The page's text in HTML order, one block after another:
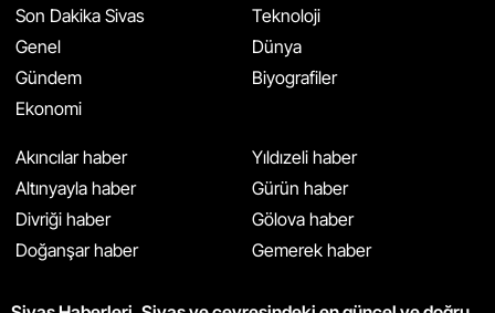
Son Dakika Sivas
Genel
Gündem
Ekonomi
Teknoloji
Dünya
Biyografiler
Akıncılar haber
Altınyayla haber
Divriği haber
Doğanşar haber
Yıldızeli haber
Gürün haber
Gölova haber
Gemerek haber